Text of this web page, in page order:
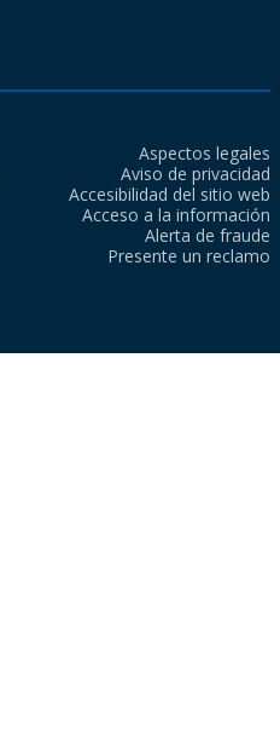
Aspectos legales
Aviso de privacidad
Accesibilidad del sitio web
Acceso a la información
Alerta de fraude
Presente un reclamo